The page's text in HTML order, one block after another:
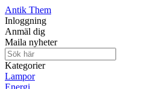
Antik Them
Inloggning
Anmäl dig
Maila nyheter
Kategorier
Lampor
Energi